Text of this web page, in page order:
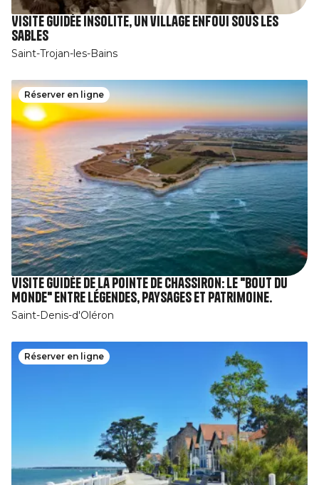
Visite guidée insolite, un village enfoui sous les
sables
Saint-Trojan-les-Bains
Réserver en ligne
Visite guidée de la pointe de Chassiron: le "Bout du
Monde" entre légendes, paysages et patrimoine.
Saint-Denis-d'Oléron
Réserver en ligne